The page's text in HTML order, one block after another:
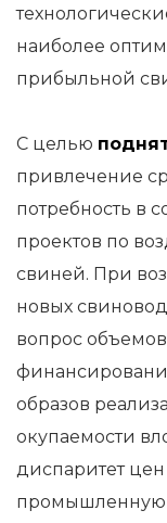
наиболее
прибыльной
С целью
привлечение
потребность в
проектов по
свиней. При
новых
вопрос
образов
окупаемости
диспаритет
промышленную